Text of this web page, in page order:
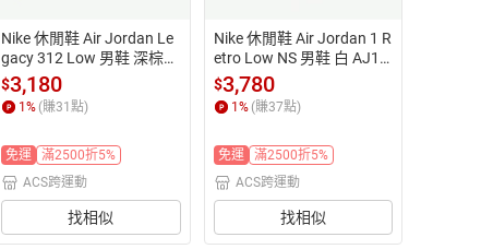
Nike 休閒鞋 Air Jordan Le
gacy 312 Low 男鞋 深棕
黑 低筒 CD7069-003
$3,180
1% (賺31點)
免運
滿2500折5%
ACS跨運動
找相似
Nike 休閒鞋 Air Jordan 1 R
etro Low NS 男鞋 白 AJ1
無勾 皮革
$3,780
1% (賺37點)
免運
滿2500折5%
ACS跨運動
找相似